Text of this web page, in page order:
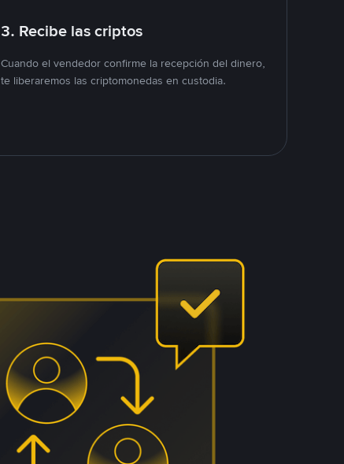
3. Recibe las criptos
Cuando el vendedor confirme la recepción del dinero,
te liberaremos las criptomonedas en custodia.